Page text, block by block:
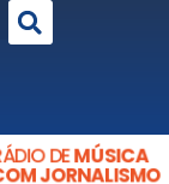
DEMÚSICA
JORNALISMO